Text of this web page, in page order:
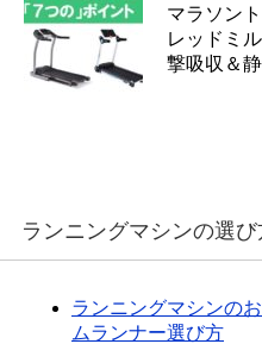
マラソン
レッドミ
撃吸収＆
ランニングマシンの選び
ランニングマシンの
ムランナー選び方